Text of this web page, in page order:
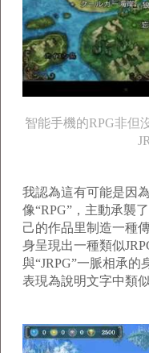
智能手機的RPG非但
我認為這有可能是因
像“RPG”，主動承襲
己的作品里制造一種
身呈現出一種類似
與“JRPG”一脈相承的
表現為說明文字中類